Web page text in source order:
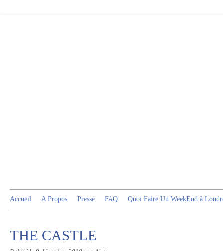
Accueil A Propos Presse FAQ Quoi Faire Un WeekEnd à
THE CASTLE